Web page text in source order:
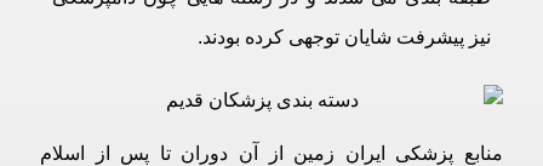
نیز پیشرفت شایان توجهی کرده بودند.
منابع پزشکی ایران زمین از آن دوران تا پس از اسلام